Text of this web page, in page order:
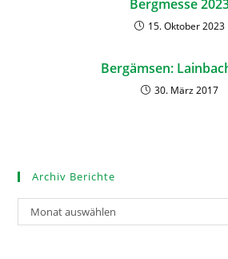
Bergmesse
15. Oktober 2023
Bergämsen:
30. März 2017
Archiv Berichte
Monat auswählen